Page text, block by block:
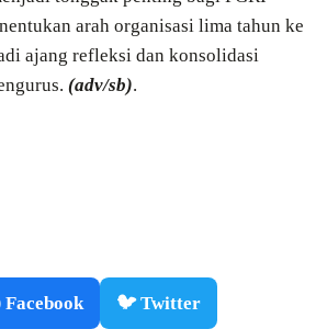
arah organisasi lima tahun ke
ajang refleksi dan konsolidasi
(adv/sb).
Facebook 🐦 Twitter